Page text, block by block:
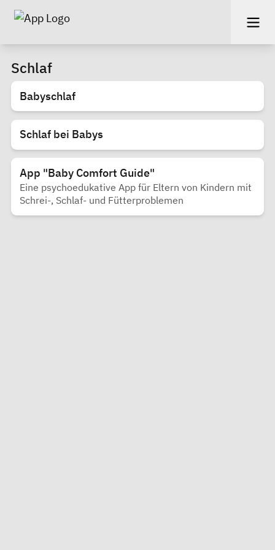
Schlaf
Babyschlaf
Schlaf bei Babys
App "Baby Comfort Guide"
Eine psychoedukative App für Eltern von Kindern mit
Schrei-, Schlaf- und Fütterproblemen